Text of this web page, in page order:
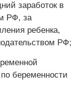
заработок в
РФ, за
ребенка,
РФ;
беременности